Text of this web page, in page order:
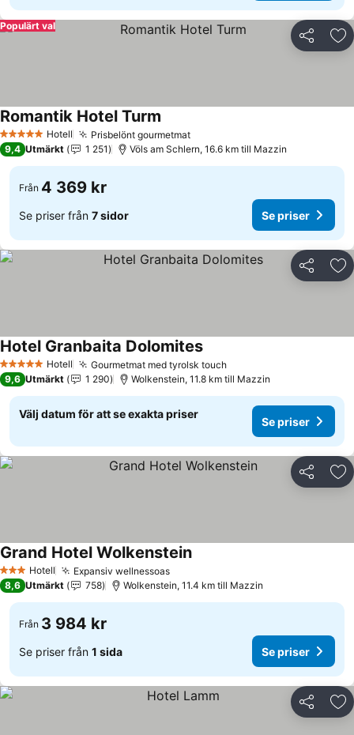
Dela
Populärt val
5 Stjärnor Hotell Prisbelönt gourmetmatSe priser
Romantik Hotel Turm
9,4 Utmärkt 1 251 Völs am Schlern, 16.6 km till Mazzin
Från 4 369 kr
Se priser från 7 sidor Se priser
Dela
5 Stjärnor Hotell Gourmetmat med tyrolsk touchSe priser
Hotel Granbaita DolomitesSe priser
9,6 Utmärkt 1 290 Wolkenstein, 11.8 km till Mazzin
Välj datum för att se exakta priser
Se priser
Dela
3 StjärnorHotell Expansiv wellnessoasSe priser
Grand Hotel WolkensteinSe priser
8,6 Utmärkt 758 Wolkenstein, 11.4 km till Mazzin
Från 3 984 kr
Se priser från 1 sida Se priser
Dela